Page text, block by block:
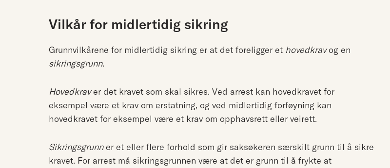
Vilkår for midlertidig sikring
Grunnvilkårene for midlertidig sikring er at det foreligger et hovedkravog en
sikringsgrunn.
Hovedkraver det kravet som skal sikres. Ved arrest kan hovedkravet for
eksempel være et krav om erstatning, og ved midlertidig forføyning kan
hovedkravet for eksempel være et krav om opphavsrett eller veirett.
Sikringsgrunner et eller flere forhold som gir saksøkeren særskilt grunn til å sikre
kravet. For arrest må sikringsgrunnen være at det er grunn til å frykte at